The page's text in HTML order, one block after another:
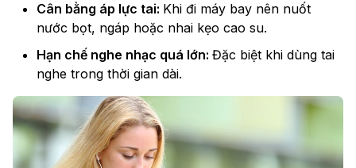
Cân bằng áp lực tai: Khi đi máy bay nên nuốt
nước bọt, ngáp hoặc nhai kẹo cao su.
Hạn chế nghe nhạc quá lớn: Đặc biệt khi dùng tai
nghe trong thời gian dài.